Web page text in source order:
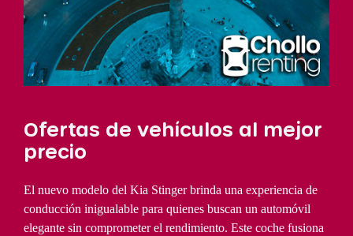
Ofertas de vehículos al mejor
precio
El nuevo modelo del Kia Stinger brinda una experiencia de
conducción inigualable para quienes buscan un automóvil
elegante sin comprometer el rendimiento. Este coche fusiona